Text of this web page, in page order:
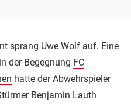
sprang Uwe Wolf auf. Eine
der Begegnung FC
hatte der Abwehrspieler
Benjamin Lauth